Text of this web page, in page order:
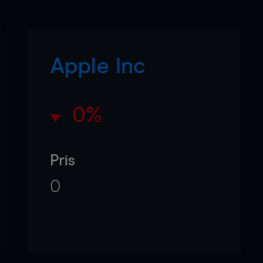
Apple Inc
0%
Pris
0